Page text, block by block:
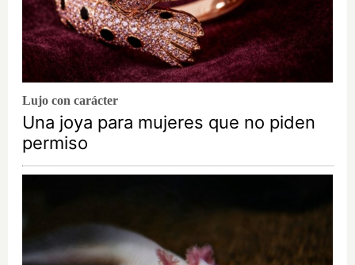
Lujo con carácter
Una joya para mujeres que no piden
permiso